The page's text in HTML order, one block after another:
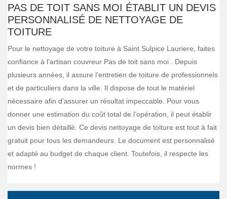
PAS DE TOIT SANS MOI ÉTABLIT UN DEVIS
PERSONNALISÉ DE NETTOYAGE DE
TOITURE
Pour le nettoyage de votre toiture à Saint Sulpice Lauriere, faites
confiance à l’artisan couvreur Pas de toit sans moi . Depuis
plusieurs années, il assure l’entretien de toiture de professionnels
et de particuliers dans la ville. Il dispose de tout le matériel
nécessaire afin d’assurer un résultat impeccable. Pour vous
donner une estimation du coût total de l’opération, il peut établir
un devis bien détaillé. Ce devis nettoyage de toiture est tout à fait
gratuit pour tous les demandeurs. Le document est personnalisé
et adapté au budget de chaque client. Toutefois, il respecte les
normes !